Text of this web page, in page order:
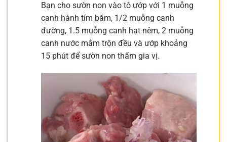
Bạn cho sườn non vào tô ướp với 1 muỗng
canh hành tím băm, 1/2 muỗng canh
đường, 1.5 muỗng canh hạt nêm, 2 muỗng
canh nước mắm trộn đều và ướp khoảng
15 phút để sườn non thấm gia vị.